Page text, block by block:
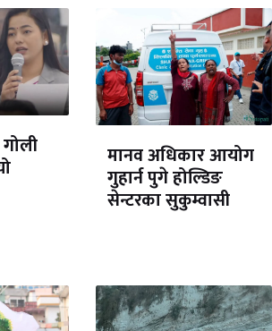
मानव अधिकार आयोग
गुहार्न पुगे होल्डिङ
सेन्टरका सुकुम्वासी